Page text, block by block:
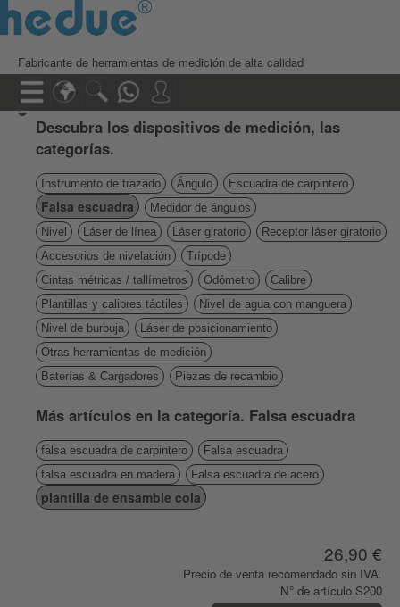
Fabricante de herramientas de medición de alta calidad
Descubra los dispositivos de medición, las
categorías.
Instrumento de trazado Ángulo Escuadra de carpintero
Falsa escuadra
Medidor de ángulos
Nivel
Láser de línea Láser giratorio
Receptor láser giratorio
Accesorios de nivelación
Trípode
Cintas métricas / tallímetros
Odómetro
Calibre
Plantillas y calibres táctiles
Nivel de agua con manguera
Nivel de burbuja
Láser de posicionamiento
Otras herramientas de medición
Baterías & Cargadores
Piezas de recambio
Más artículos en la categoría. Falsa escuadra
falsa escuadra de carpintero
Falsa escuadra
falsa escuadra en madera
Falsa escuadra de acero
plantilla de ensamble cola
26,90 €
Precio de venta recomendado sin IVA.
N° de artículo S200